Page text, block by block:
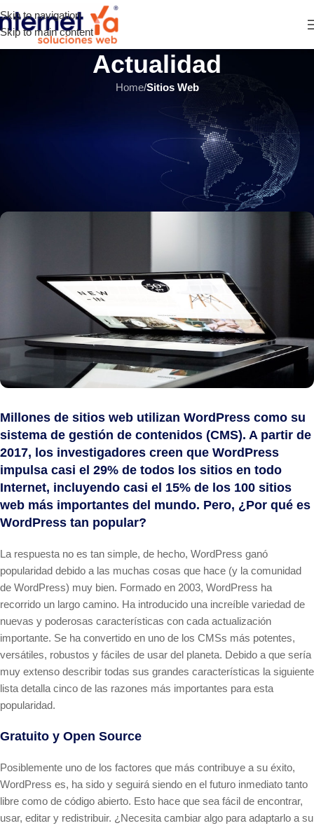
Skip to navigation
Skip to main content
Actualidad
Home/Sitios Web
ÚLTIMOS ARTÍCULOS
¿Por qué WordPress es uno de
los CMS más empleados para
Webs institucionales?
INTERNET YA Soluciones Webel 3 enero, 2018
Millones de sitios web utilizan WordPress como su
sistema de gestión de contenidos (CMS). A partir de
2017, los investigadores creen que WordPress
impulsa casi el 29% de todos los sitios en todo
Internet, incluyendo casi el 15% de los 100 sitios
web más importantes del mundo. Pero, ¿Por qué es
WordPress tan popular?
La respuesta no es tan simple, de hecho, WordPress ganó
popularidad debido a las muchas cosas que hace (y la comunidad
de WordPress) muy bien. Formado en 2003, WordPress ha
recorrido un largo camino. Ha introducido una increíble variedad de
nuevas y poderosas características con cada actualización
importante. Se ha convertido en uno de los CMSs más potentes,
versátiles, robustos y fáciles de usar del planeta. Debido a que sería
muy extenso describir todas sus grandes características la siguiente
lista detalla cinco de las razones más importantes para esta
popularidad.
Gratuito y Open Source
Posiblemente uno de los factores que más contribuye a su éxito,
WordPress es, ha sido y seguirá siendo en el futuro inmediato tanto
libre como de código abierto. Esto hace que sea fácil de encontrar,
usar, editar y redistribuir. ¿Necesita cambiar algo para adaptarlo a su